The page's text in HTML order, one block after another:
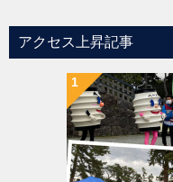
アクセス上昇記事